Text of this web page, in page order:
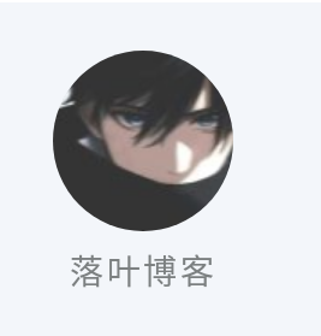
落叶博客